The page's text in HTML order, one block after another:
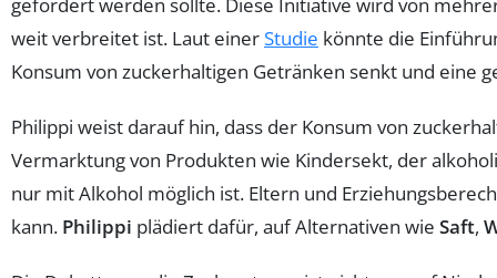
gefördert werden sollte. Diese Initiative wird von
weit verbreitet ist. Laut einerStudie könnte die
Konsum von zuckerhaltigen Getränken senkt und eine
Philippi weist darauf hin, dass der Konsum von
Vermarktung von Produkten wie Kindersekt, der
nur mit Alkohol möglich ist. Eltern und
kann. Philippi plädiert dafür, auf Alternativen wie Saft,